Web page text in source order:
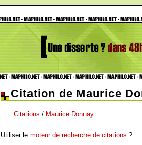
Citation de Maurice
Citations / Maurice Donnay
Utiliser le moteur de recherche de citations ?